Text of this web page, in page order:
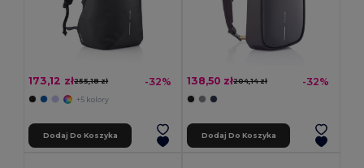
173,12 zł255,18 zł -32%
+5 kolory
Dodaj Do Koszyka
138,50 zł204,14 zł -32%
Dodaj Do Koszyka